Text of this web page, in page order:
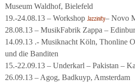
Museum Waldhof, Bielefeld
19.-24.08.13 – Workshop Jazzinity– Novo
28.08.13 – MusikFabrik Zappa –
14.09.13 .- Musiknacht Köln, Thonline
und die Banditen
15.-22.09.13 – Underkarl – Pakistan –
26.09.13 – Agog, Badkuyp, Amsterdam